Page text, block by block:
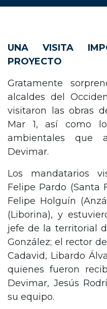
UNA VISITA
PROYECTO
Gratamente
alcaldes del
visitaron las obras
Mar 1, así como
ambientales que
Devimar.
Los mandatarios
Felipe Pardo (Santa
Felipe Holguín
(Liborina), y
jefe de la territorial
González; el rector
Cadavid, Libardo
quienes fueron
Devimar, Jesús
su equipo.